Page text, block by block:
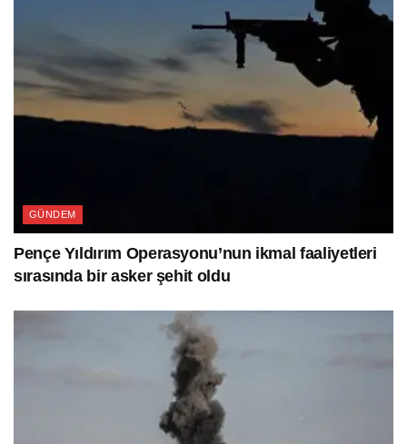
GÜNDEM
Pençe Yıldırım Operasyonu’nun ikmal faaliyetleri
sırasında bir asker şehit oldu